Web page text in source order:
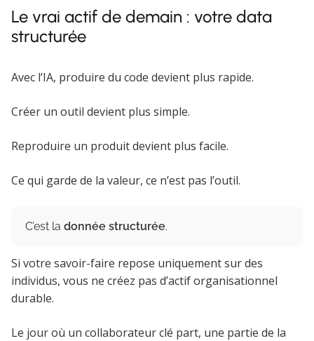
Le vrai actif de demain : votre data
structurée
Avec l’IA, produire du code devient plus rapide.
Créer un outil devient plus simple.
Reproduire un produit devient plus facile.
Ce qui garde de la valeur, ce n’est pas l’outil.
C’est la donnée structurée.
Si votre savoir-faire repose uniquement sur des
individus, vous ne créez pas d’actif organisationnel
durable.
Le jour où un collaborateur clé part, une partie de la